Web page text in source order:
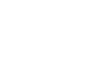
要求當場
水腫、降血
､腦袋好似｢斷